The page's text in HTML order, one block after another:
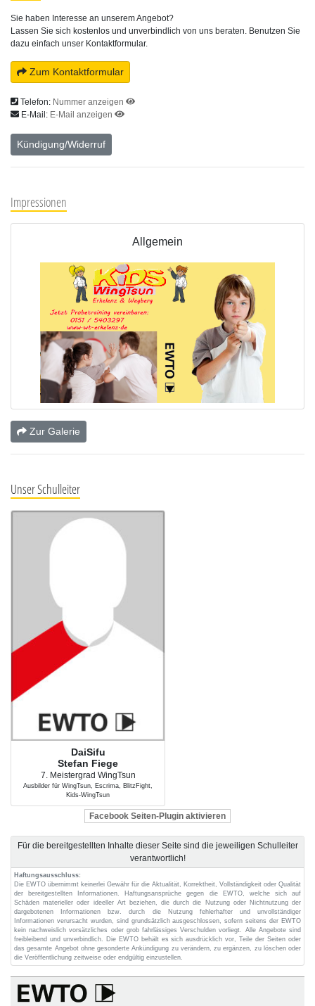
Sie haben Interesse an unserem Angebot?
Lassen Sie sich kostenlos und unverbindlich von uns beraten. Benutzen Sie
dazu einfach unser Kontaktformular.
Zum Kontaktformular
Telefon: Nummer anzeigen
E-Mail: E-Mail anzeigen
Kündigung/Widerruf
Impressionen
Allgemein
Zur Galerie
Unser Schulleiter
DaiSifu
Stefan Fiege
7. Meistergrad WingTsun
Ausbilder für WingTsun, Escrima, BlitzFight,
Kids-WingTsun
Facebook Seiten-Plugin aktivieren
Für die bereitgestellten Inhalte dieser Seite sind die jeweiligen Schulleiter
verantwortlich!
Haftungsausschluss:
Die EWTO übernimmt keinerlei Gewähr für die Aktualität, Korrektheit, Vollständigkeit oder Qualität
der bereitgestellten Informationen. Haftungsansprüche gegen die EWTO, welche sich auf
Schäden materieller oder ideeller Art beziehen, die durch die Nutzung oder Nichtnutzung der
dargebotenen Informationen bzw. durch die Nutzung fehlerhafter und unvollständiger
Informationen verursacht wurden, sind grundsätzlich ausgeschlossen, sofern seitens der EWTO
kein nachweislich vorsätzliches oder grob fahrlässiges Verschulden vorliegt. Alle Angebote sind
freibleibend und unverbindlich. Die EWTO behält es sich ausdrücklich vor, Teile der Seiten oder
das gesamte Angebot ohne gesonderte Ankündigung zu verändern, zu ergänzen, zu löschen oder
die Veröffentlichung zeitweise oder endgültig einzustellen.